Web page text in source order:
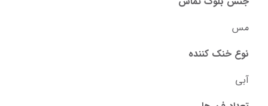
مس
نوع خنک کننده
آبی